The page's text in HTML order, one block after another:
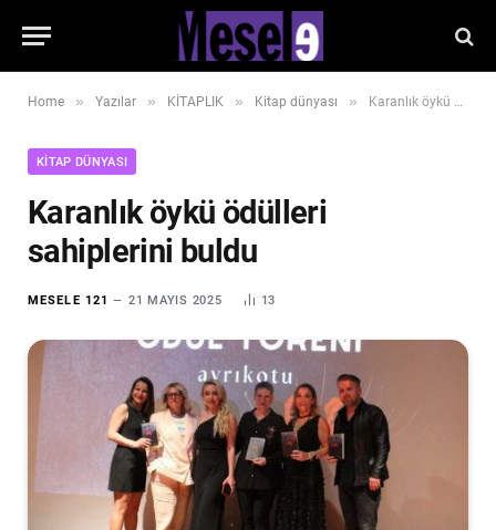
Home » Yazılar » KİTAPLIK » Kitap dünyası » Karanlık öykü ödülleri sahiplerini buldu
KITAP DÜNYASI
Karanlık öykü ödülleri
sahiplerini buldu
MESELE 121 21 MAYIS 2025 13